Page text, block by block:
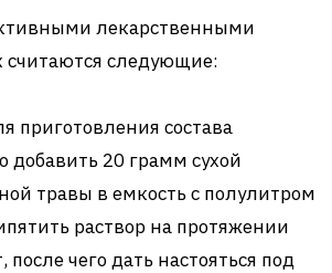
лекарственными
считаются следующие:
приготовления состава
добавить 20 грамм сухой
травы в емкость с полулитром
раствор на протяжении
после чего дать настояться под